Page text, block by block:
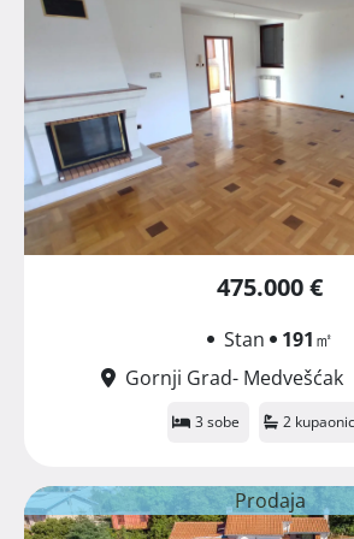
475.000 €
Stan 191㎡
Gornji Grad- Medvešćak
3 sobe 2
Prodaja